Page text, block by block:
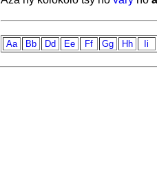
Aa Bb Dd Ee Ff Gg Hh Ii